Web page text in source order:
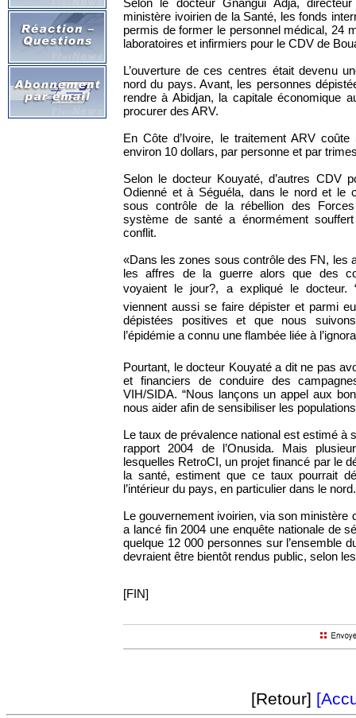
Selon le docteur Gnangui Adja,
ministère ivoirien de la Santé, les fonds
permis de former le personnel médical, 24
laboratoires et infirmiers pour le CDV de
L’ouverture de ces centres était devenu
nord du pays. Avant, les personnes
rendre à Abidjan, la capitale économique
procurer des ARV.
En Côte d’Ivoire, le traitement ARV
environ 10 dollars, par personne et par
Selon le docteur Kouyaté, d’autres CDV
Odienné et à Séguéla, dans le nord et le
sous contrôle de la rébellion des
système de santé a énormément
conflit.
«Dans les zones sous contrôle des FN, les
les affres de la guerre alors que des
voyaient le jour?, a expliqué le
viennent aussi se faire dépister et parmi
dépistées positives et que nous
l’épidémie a connu une flambée liée à
Pourtant, le docteur Kouyaté a dit ne pas
et financiers de conduire des
VIH/SIDA. “Nous lançons un appel aux
nous aider afin de sensibiliser les
Le taux de prévalence national est estimé à
rapport 2004 de l’Onusida. Mais
lesquelles RetroCI, un projet financé par le
la santé, estiment que ce taux pourrait
l’intérieur du pays, en particulier dans le nord.
Le gouvernement ivoirien, via son ministère
a lancé fin 2004 une enquête nationale de
quelque 12 000 personnes sur l’ensemble
devraient être bientôt rendus public, selon
[FIN]
[Retour]